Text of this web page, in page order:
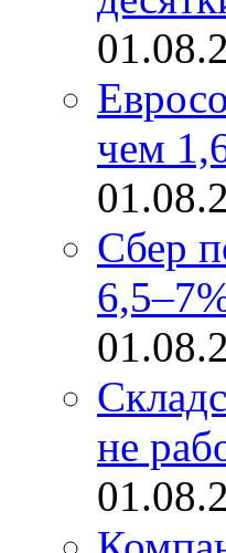
чем
Сбер
не